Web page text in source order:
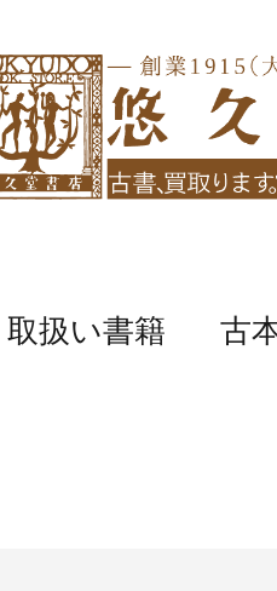
取扱い書籍 古